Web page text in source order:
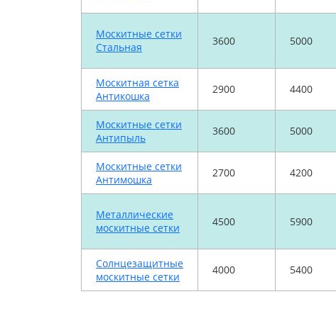
Москитные сетки
Стальная
3600 5000
Москитная сетка
Антикошка
2900 4400
Москитные сетки
Антипыль
3600 5000
Москитные сетки
Антимошка
2700 4200
Металлические
москитные сетки
4500 5900
Солнцезащитные
москитные сетки
4000 5400